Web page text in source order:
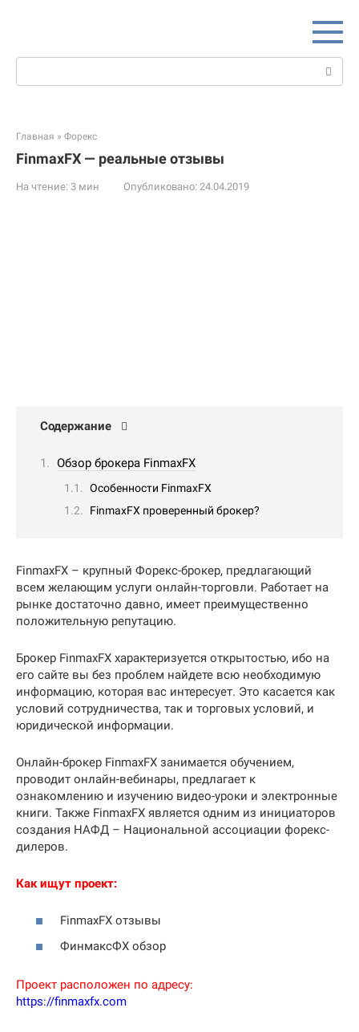
Поиск:
Главная » Форекс
FinmaxFX — реальные отзывы
На чтение: 3 мин Опубликовано: 24.04.2019
Содержание
Обзор брокера FinmaxFX
Особенности FinmaxFX
FinmaxFX проверенный брокер?
FinmaxFX – крупный Форекс-брокер, предлагающий
всем желающим услуги онлайн-торговли. Работает на
рынке достаточно давно, имеет преимущественно
положительную репутацию.
Брокер FinmaxFX характеризуется открытостью, ибо на
его сайте вы без проблем найдете всю необходимую
информацию, которая вас интересует. Это касается как
условий сотрудничества, так и торговых условий, и
юридической информации.
Онлайн-брокер FinmaxFX занимается обучением,
проводит онлайн-вебинары, предлагает к
ознакомлению и изучению видео-уроки и электронные
книги. Также FinmaxFX является одним из инициаторов
создания НАФД – Национальной ассоциации форекс-
дилеров.
Как ищут проект:
FinmaxFX отзывы
ФинмаксФХ обзор
Проект расположен по адресу:
https://finmaxfx.com